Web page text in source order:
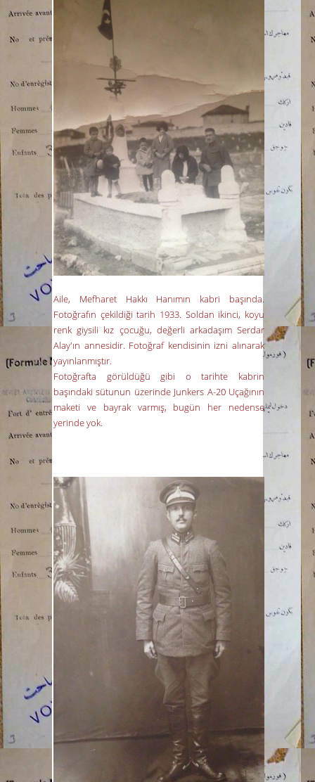
Aile, Mefharet Hakkı Hanımın kabri başında.
Fotoğrafın çekildiği tarih 1933. Soldan ikinci, koyu
renk giysili kız çocuğu, değerli arkadaşım Serdar
Alay'ın annesidir. Fotoğraf kendisinin izni alınarak
yayınlanmıştır.
Fotoğrafta görüldüğü gibi o tarihte kabrin
başındaki sütunun üzerinde Junkers A-20 Uçağının
maketi ve bayrak varmış, bugün her nedense
yerinde yok.